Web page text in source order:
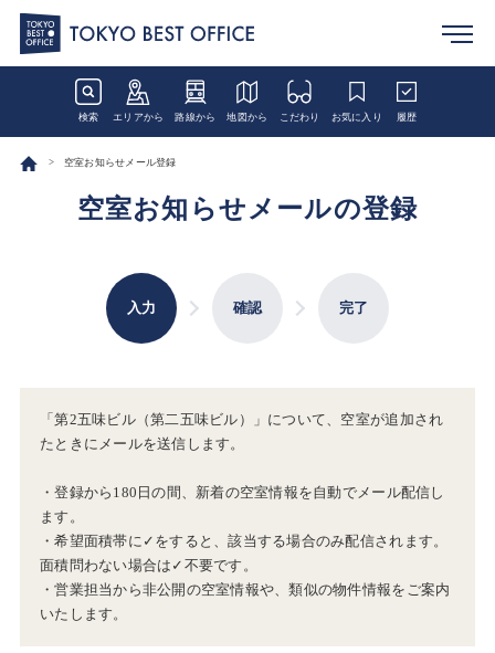
検索 エリアから 路線から 地図から こだわり お気に入り 履歴
空室お知らせメール登録
空室お知らせメールの登録
入力 確認 完了
「第2五味ビル（第二五味ビル）」について、空室が追加され
たときにメールを送信します。
・登録から180日の間、新着の空室情報を自動でメール配信し
ます。
・希望面積帯に✓をすると、該当する場合のみ配信されます。
面積問わない場合は✓不要です。
・営業担当から非公開の空室情報や、類似の物件情報をご案内
いたします。